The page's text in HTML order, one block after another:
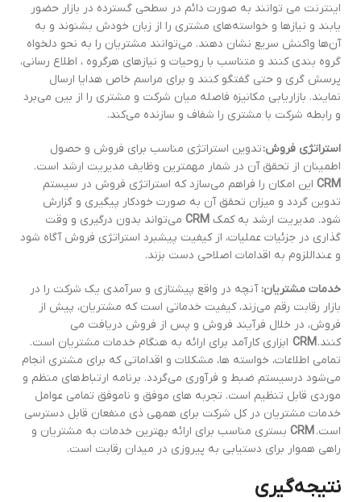
اینترنت می توانند به صورت دائم در سطحی گسترده در بازار حضور
یابند و نیازها و خواسته‌های مشتری را از زبان خودش بشنوند و به
آن‌ها واکنش سریع نشان دهند. می‌توانند مشتریان را به نحو دلخواه
گروه بندی کنند و متناسب با روحیات و نیازهای هرگروه ، اطلاع رسانی،
پرسش گری و حتی گفتگو کنند و برای مراسم خاص هدایا ارسال
نمایند. بازاریابی مکانیزه فاصله میان شرکت و مشتری را از بین می‌برد
و رابطه شرکت با مشتری را شفاف و سازنده می‌کند.
استراتژی فروش:تدوین استراتژی مناسب برای فروش و حصول
اطمینان از تحقق آن در شمار مهمترین وظایف مدیریت ارشد است.
CRM این امکان را فراهم می‌سازد که استراتژی فروش در سیستم
تدوین گردد و میزان تحقق آن به صورت خودکار پیگیری و گزارش
شود. مدیریت ارشد به کمک CRM می‌تواند بدون درگیری و وقت
گذاری در جزئیات عملیات، از کیفیت پیشبرد استراتژی فروش آگاه شود
و عنداللزوم به اقدامات اصلاحی دست بزند.
خدمات مشتریان: آنچه در واقع پیشتازی و سرآمدی یک شرکت را در
بازار رقابت رقم می‌زند، کیفیت خدماتی است که مشتریان، پیش از
فروش، در خلال فرآیند فروش و پس از فروش دریافت می
کنند.CRM
ابزاری کارآمد برای ارائه به ‎‎هنگام خدمات مشتریان است.
تمامی اطلاعات، خواسته ها، مشکلات و اقداماتی که برای مشتری انجام
می‌شود درسیستم ضبط و فرآوری می‌گردد. برنامه ارتباط‌های منظم و
موردی قابل تنظیم است. تجربه های موفق و ناموفق تمامی عوامل
خدمات مشتریان در کل شرکت برای همه‎ی ذی منفعان قابل دسترسی
است.CRM بستری مناسب برای ارائه بهترین خدمات به مشتریان و
راهی هموار برای دستیابی به پیروزی در میدان رقابت است.
نتیجه‌گیری